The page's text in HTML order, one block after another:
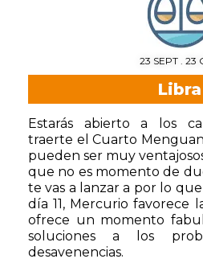
23 SEPT . 23
Libra
Estarás abierto a los
traerte el Cuarto
pueden ser muy
que no es momento de
te vas a lanzar a por lo
día 11, Mercurio favorece
ofrece un momento
soluciones a los
desavenencias.